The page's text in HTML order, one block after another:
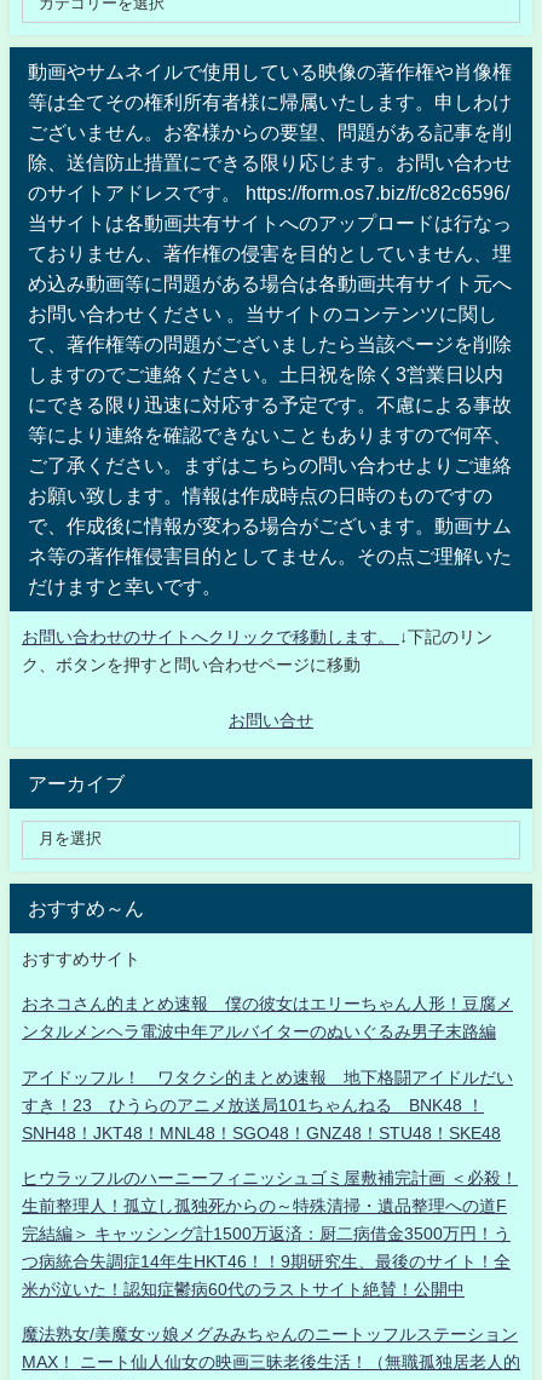
動画やサムネイルで使用している映像の著作権や肖像権
等は全てその権利所有者様に帰属いたします。申しわけ
ございません。お客様からの要望、問題がある記事を削
除、送信防止措置にできる限り応じます。お問い合わせ
のサイトアドレスです。 https://form.os7.biz/f/c82c6596/
当サイトは各動画共有サイトへのアップロードは行なっ
ておりません、著作権の侵害を目的としていません、埋
め込み動画等に問題がある場合は各動画共有サイト元へ
お問い合わせください 。当サイトのコンテンツに関し
て、著作権等の問題がございましたら当該ページを削除
しますのでご連絡ください。土日祝を除く3営業日以内
にできる限り迅速に対応する予定です。不慮による事故
等により連絡を確認できないこともありますので何卒、
ご了承ください。まずはこちらの問い合わせよりご連絡
お願い致します。情報は作成時点の日時のものですの
で、作成後に情報が変わる場合がございます。動画サム
ネ等の著作権侵害目的としてません。その点ご理解いた
だけますと幸いです。
お問い合わせのサイトへクリックで移動します。
↓下記のリン
ク、ボタンを押すと問い合わせページに移動
お問い合せ
アーカイブ
おすすめ～ん
おすすめサイト
おネコさん的まとめ速報 僕の彼女はエリーちゃん人形！豆腐メ
ンタルメンヘラ電波中年アルバイターのぬいぐるみ男子末路編
アイドッフル！ ワタクシ的まとめ速報 地下格闘アイドルだい
すき！23 ひうらのアニメ放送局101ちゃんねる BNK48 ！
SNH48！JKT48！MNL48！SGO48！GNZ48！STU48！SKE48
ヒウラッフルのハーニーフィニッシュゴミ屋敷補完計画 ＜必殺！
生前整理人！孤立し孤独死からの～特殊清掃・遺品整理への道F
完結編＞ キャッシング計1500万返済：厨二病借金3500万円！う
つ病統合失調症14年生HKT46！！9期研究生、最後のサイト！全
米が泣いた！認知症鬱病60代のラストサイト絶賛！公開中
魔法熟女/美魔女ッ娘メグみみちゃんのニートッフルステーション
MAX！ ニート仙人仙女の映画三昧老後生活！（無職孤独居老人的